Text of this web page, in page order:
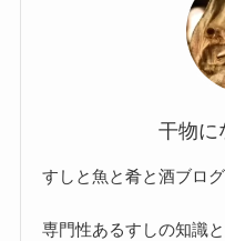
干物に
すしと魚と肴と酒ブログ
専門性あるすしの知識